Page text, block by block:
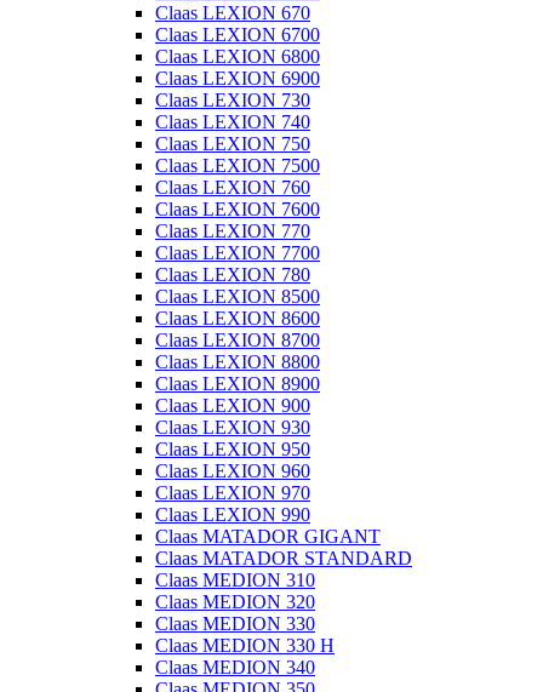
Claas LEXION 670
Claas LEXION 6700
Claas LEXION 6800
Claas LEXION 6900
Claas LEXION 730
Claas LEXION 740
Claas LEXION 750
Claas LEXION 7500
Claas LEXION 760
Claas LEXION 7600
Claas LEXION 770
Claas LEXION 7700
Claas LEXION 780
Claas LEXION 8500
Claas LEXION 8600
Claas LEXION 8700
Claas LEXION 8800
Claas LEXION 8900
Claas LEXION 900
Claas LEXION 930
Claas LEXION 950
Claas LEXION 960
Claas LEXION 970
Claas LEXION 990
Claas MATADOR GIGANT
Claas MATADOR STANDARD
Claas MEDION 310
Claas MEDION 320
Claas MEDION 330
Claas MEDION 330 H
Claas MEDION 340